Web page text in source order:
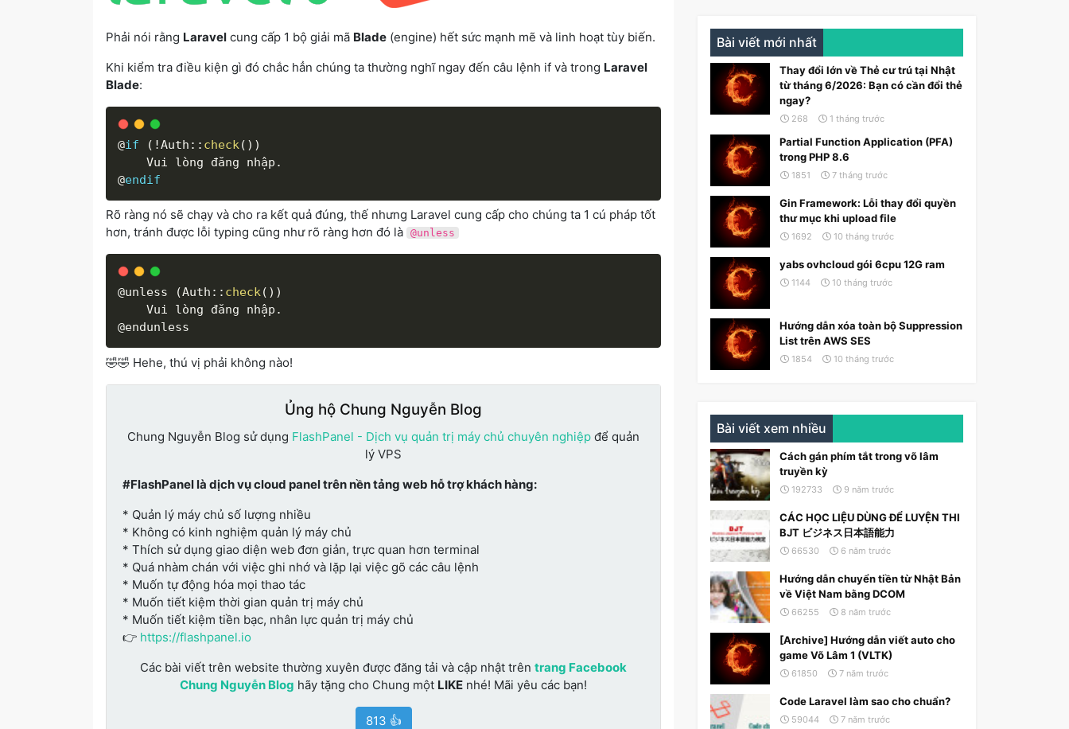
Phải nói rằng Laravel cung cấp 1 bộ giải mã Blade (engine) hết sức mạnh mẽ và linh hoạt tùy biến.
Khi kiểm tra điều kiện gì đó chắc hẳn chúng ta thường nghĩ ngay đến câu lệnh if và trong Laravel
Blade:
@if ( !Auth : : check ( ) )
    Vui lòng đăng nhập
.
@endif
Rõ ràng nó sẽ chạy và cho ra kết quả đúng, thế nhưng Laravel cung cấp cho chúng ta 1 cú pháp tốt
hơn, tránh được lỗi typing cũng như rõ ràng hơn đó là @unless
@unless (Auth : : check( ) )
    Vui lòng đăng nhập
.
@endunless
🤣🤣 Hehe, thú vị phải không nào!
Ủng hộ Chung Nguyễn Blog
Chung Nguyễn Blog sử dụng FlashPanel - Dịch vụ quản trị máy chủ chuyên nghiệp để quản
lý VPS
#FlashPanel là dịch vụ cloud panel trên nền tảng web hỗ trợ khách hàng:
* Quản lý máy chủ số lượng nhiều
* Không có kinh nghiệm quản lý máy chủ
* Thích sử dụng giao diện web đơn giản, trực quan hơn terminal
* Quá nhàm chán với việc ghi nhớ và lặp lại việc gõ các câu lệnh
* Muốn tự động hóa mọi thao tác
* Muốn tiết kiệm thời gian quản trị máy chủ
* Muốn tiết kiệm tiền bạc, nhân lực quản trị máy chủ
👉 https://flashpanel.io
Các bài viết trên website thường xuyên được đăng tải và cập nhật trên trang Facebook
Chung Nguyễn Blog hãy tặng cho Chung một LIKE nhé! Mãi yêu các bạn!
813 👍
Bài viết mới nhất
Thay đổi lớn về Thẻ cư trú tại Nhật
từ tháng 6/2026: Bạn có cần đổi thẻ
ngay?
268 1 tháng trước
Partial Function Application (PFA)
trong PHP 8.6
1851 7 tháng trước
Gin Framework: Lỗi thay đổi quyền
thư mục khi upload file
1692 10 tháng trước
yabs ovhcloud gói 6cpu 12G ram
1144 10 tháng trước
Hướng dẫn xóa toàn bộ Suppression
List trên AWS SES
1854 10 tháng trước
Bài viết xem nhiều
Cách gán phím tắt trong võ lâm
truyền kỳ
192733 9 năm trước
CÁC HỌC LIỆU DÙNG ĐỂ LUYỆN THI
BJT ビジネス日本語能力
66530 6 năm trước
Hướng dẫn chuyển tiền từ Nhật Bản
về Việt Nam bằng DCOM
66255 8 năm trước
[Archive] Hướng dẫn viết auto cho
game Võ Lâm 1 (VLTK)
61850 7 năm trước
Code Laravel làm sao cho chuẩn?
59044 7 năm trước